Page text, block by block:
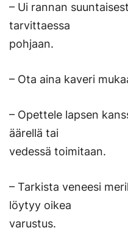
– Ui rannan
tarvittaessa
pohjaan.
– Ota aina kaveri
– Opettele lapsen
äärellä tai
vedessä toimitaan.
– Tarkista veneesi
löytyy oikea
varustus.